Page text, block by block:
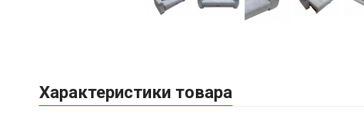
Характеристики товара